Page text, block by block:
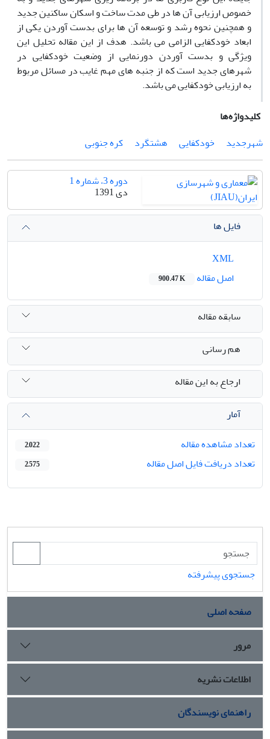
خصوص ارزیابی آن ها در طی مدت ساخت و اسکان ساکنین جدید
و همچنین نحوه رشد و توسعه آن ها برای بدست آوردن یکی از
ابعاد خودکفایی الزامی می باشد. هدف از این مقاله تحلیل این
ویژگی و بدست آوردن دورنمایی از وضعیت خودکفایی در
شهرهای جدید است که از جنبه های مهم غایب در مسائل مربوط
به ارزیابی خودکفایی می باشد.
کلیدواژه‌ها
شهرجدید
خودکفایی هشتگرد کره جنوبی
دوره 3، شماره 1
دی 1391
فایل ها
اصل مقاله
900.47 K
سابقه مقاله
هم رسانی
ارجاع به این مقاله
آمار
تعداد مشاهده مقاله
2,022
تعداد دریافت فایل اصل مقاله 2,575
جستجوی پیشرفته
صفحه اصلی
مرور
اطلاعات نشریه
راهنمای نویسندگان